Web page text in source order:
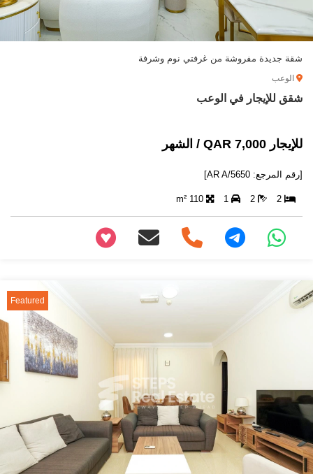
شقة جديدة مفروشة من غرفتي نوم وشرفة
الوعب
شقق للإيجار في الوعب
للإيجار 7,000 QAR / الشهر
[رقم المرجع: AR A/5650]
2
2
1
110 m²
Featured